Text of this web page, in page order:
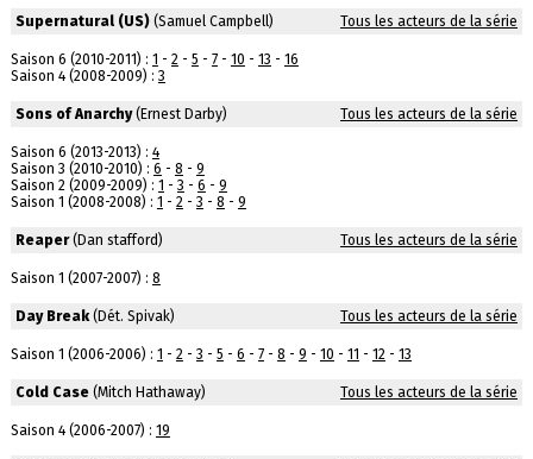
Supernatural (US)(Samuel Campbell) Tous les acteurs de la série
Saison 6 (2010-2011) : 1 - 2- 5 - 7- 10 - 13 - 16
Saison 4 (2008-2009) : 3
Sons of Anarchy(Ernest Darby) Tous les acteurs de la série
Saison 6 (2013-2013) : 4
Saison 3 (2010-2010) : 6 - 8 - 9
Saison 2 (2009-2009) : 1 - 3 - 6 - 9
Saison 1 (2008-2008) : 1 - 2- 3 - 8 - 9
Reaper(Dan stafford) Tous les acteurs de la série
Saison 1 (2007-2007) : 8
Day Break(Dét. Spivak) Tous les acteurs de la série
Saison 1 (2006-2006) : 1 - 2- 3 - 5 - 6 - 7- 8 - 9 - 10 - 11 - 12- 13
Cold Case(Mitch Hathaway) Tous les acteurs de la série
Saison 4 (2006-2007) : 19